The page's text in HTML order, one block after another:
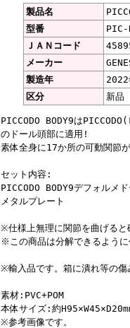
製品名
型番
PIC-
ＪＡＮコード
メーカー
製造年
2022
区分
新品
PICCODO BODY9は
のドール頭部に適用!
素体全身に17か所の可動関節
セット内容:
PICCODO BODY9デフォルメ
メタルプレート
※仕様上無理に関節を曲げると
※この商品は分解できるように
※輸入品です。箱に潰れ等の傷
素材:PVC+POM
本体サイズ:約
※参考画像です。